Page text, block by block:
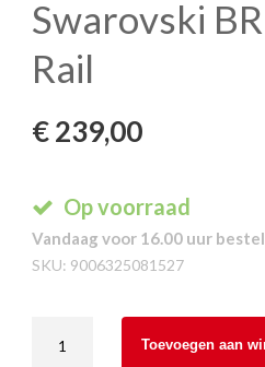
Swarovski
Rail
€239,00
Op voorraad
Vandaag voor 16.00 uur
SKU: 9006325081527
Toevoegen aan